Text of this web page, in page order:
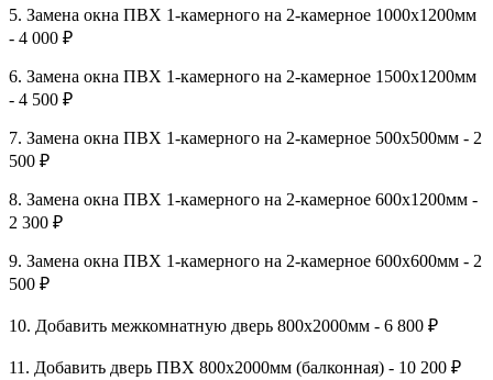
5. Замена окна ПВХ 1-камерного на 2-камерное 1000х1200мм
- 4 000 ₽
6. Замена окна ПВХ 1-камерного на 2-камерное 1500х1200мм
- 4 500 ₽
7. Замена окна ПВХ 1-камерного на 2-камерное 500х500мм - 2
500 ₽
8. Замена окна ПВХ 1-камерного на 2-камерное 600х1200мм -
2 300 ₽
9. Замена окна ПВХ 1-камерного на 2-камерное 600х600мм - 2
500 ₽
10. Добавить межкомнатную дверь 800х2000мм - 6 800 ₽
11. Добавить дверь ПВХ 800х2000мм (балконная) - 10 200 ₽